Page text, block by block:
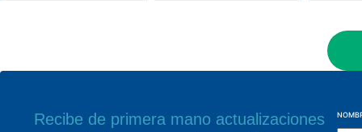
Recibe de primera mano actualizaciones